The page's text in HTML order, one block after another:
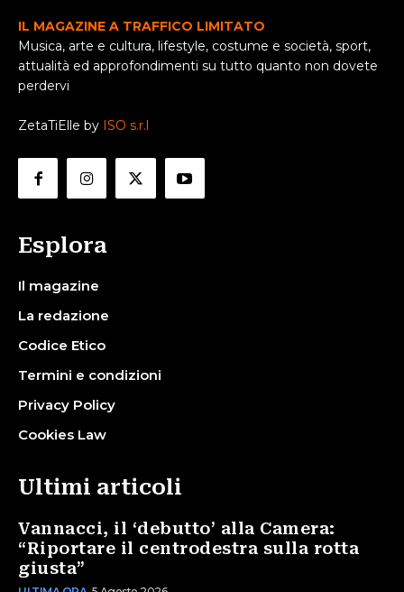
IL MAGAZINE A TRAFFICO LIMITATO
Musica, arte e cultura, lifestyle, costume e società, sport,
attualità ed approfondimenti su tutto quanto non dovete
perdervi
ZetaTiElle by ISO s.r.l
Esplora
Il magazine
La redazione
Codice Etico
Termini e condizioni
Privacy Policy
Cookies Law
Ultimi articoli
Vannacci, il ‘debutto’ alla Camera:
“Riportare il centrodestra sulla rotta
giusta”